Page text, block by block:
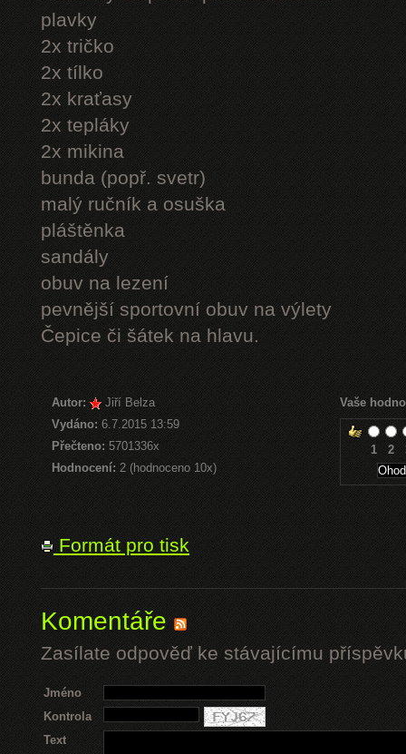
plavky
2x tričko
2x tílko
2x kraťasy
2x tepláky
2x mikina
bunda (popř. svetr)
malý ručník a osuška
pláštěnka
sandály
obuv na lezení
pevnější sportovní obuv na výlety
Čepice či šátek na hlavu.
Autor:
Jiří Belza
Vydáno: 6.7.2015 13:59
Přečteno: 5701336x
Hodnocení: 2 (hodnoceno 10x)
Vaše
1 2
Formát pro tisk
Komentáře
Zasílate odpověď ke stávajícímu
Jméno
Kontrola
Text